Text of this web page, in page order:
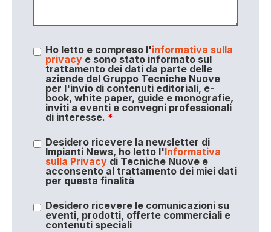
Ho letto e compreso l'informativa sulla
privacye sono stato informato sul
trattamento dei dati da parte delle
aziende del Gruppo Tecniche Nuove
per l'invio di contenuti editoriali, e-
book, white paper, guide e monografie,
inviti a eventi e convegni professionali
di interesse. *
Desidero ricevere la newsletter di
Impianti News, ho letto l'Informativa
sulla Privacydi Tecniche Nuove e
acconsento al trattamento dei miei dati
per questa finalità
Desidero ricevere le comunicazioni su
eventi, prodotti, offerte commerciali e
contenuti speciali